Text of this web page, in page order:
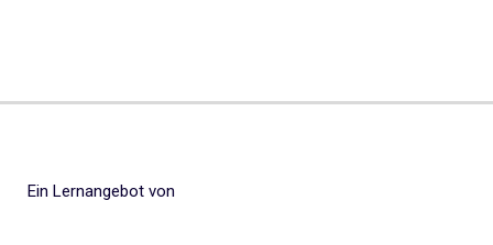
Ein Lernangebot von